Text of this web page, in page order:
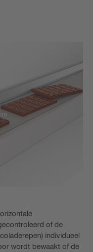
of de
individueel
wordt bewaakt of de